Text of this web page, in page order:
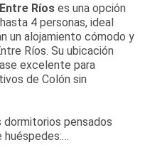
Ríos es una opción
4 personas, ideal
un alojamiento cómodo y
Ríos. Su ubicación
excelente para
de Colón sin
pensados
huéspedes: